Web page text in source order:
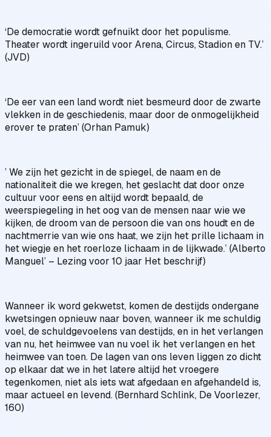
‘De democratie wordt gefnuikt door het populisme.
Theater wordt ingeruild voor Arena, Circus, Stadion en TV.’
(JVD)
‘De eer van een land wordt niet besmeurd door de zwarte
vlekken in de geschiedenis, maar door de onmogelijkheid
erover te praten’ (Orhan Pamuk)
’ We zijn het gezicht in de spiegel, de naam en de
nationaliteit die we kregen, het geslacht dat door onze
cultuur voor eens en altijd wordt bepaald, de
weerspiegeling in het oog van de mensen naar wie we
kijken, de droom van de persoon die van ons houdt en de
nachtmerrie van wie ons haat, we zijn het prille lichaam in
het wiegje en het roerloze lichaam in de lijkwade.’ (Alberto
Manguel’ – Lezing voor 10 jaar Het beschrijf)
Wanneer ik word gekwetst, komen de destijds ondergane
kwetsingen opnieuw naar boven, wanneer ik me schuldig
voel, de schuldgevoelens van destijds, en in het verlangen
van nu, het heimwee van nu voel ik het verlangen en het
heimwee van toen. De lagen van ons leven liggen zo dicht
op elkaar dat we in het latere altijd het vroegere
tegenkomen, niet als iets wat afgedaan en afgehandeld is,
maar actueel en levend. (Bernhard Schlink, De Voorlezer,
160)